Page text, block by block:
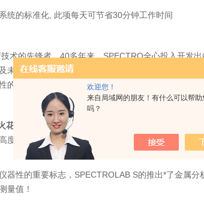
欢迎您！
来自局域网的朋友！有什么可以帮助
吗？
统的标准化, 此项每天可节省30分钟工作时间
术的先锋者，40多年来，SPECTRO全心投入开发
未来。在所有同类分析仪中，SPECTROLAB S所
的灵活性。
花直读金属光谱分析仪
拥有世界上DI一个基于
度准确、异常灵活的技术选择。
器性的重要标志，SPECTROLAB S的推出*了金属
量值！